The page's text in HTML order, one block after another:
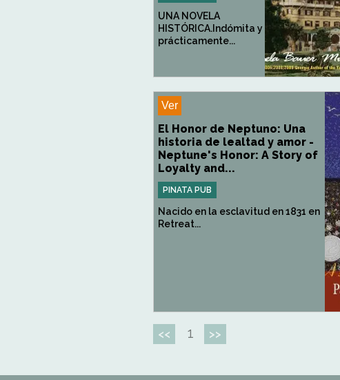
UNA NOVELA
HISTÓRICA.Indómita y
prácticamente...
Ver
El Honor de Neptuno: Una
historia de lealtad y amor -
Neptune's Honor: A Story of
Loyalty and...
PINATA PUB
Nacido en la esclavitud en 1831 en
Retreat...
<< 1 >>